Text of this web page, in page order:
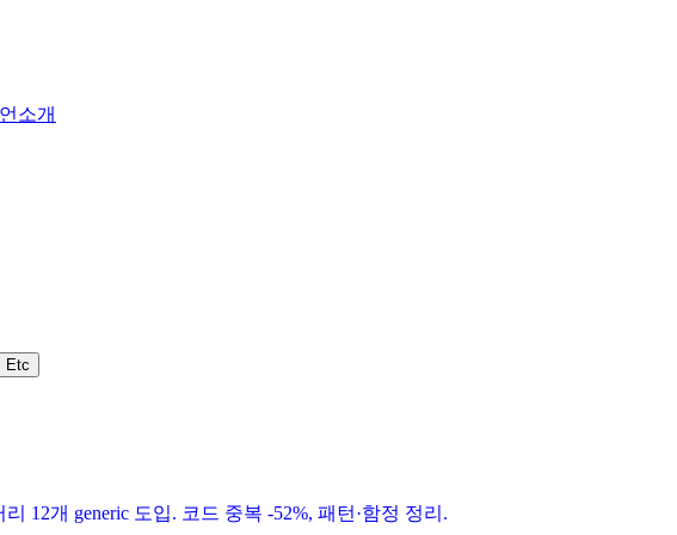
소개
Etc
12개 generic 도입. 코드 중복 -52%, 패턴·함정 정리.